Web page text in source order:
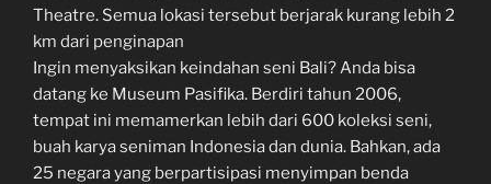
Theatre. Semua lokasi tersebut berjarak kurang lebih 2
km dari penginapan
Ingin menyaksikan keindahan seni Bali? Anda bisa
datang ke Museum Pasifika. Berdiri tahun 2006,
tempat ini memamerkan lebih dari 600 koleksi seni,
buah karya seniman Indonesia dan dunia. Bahkan, ada
25 negara yang berpartisipasi menyimpan benda